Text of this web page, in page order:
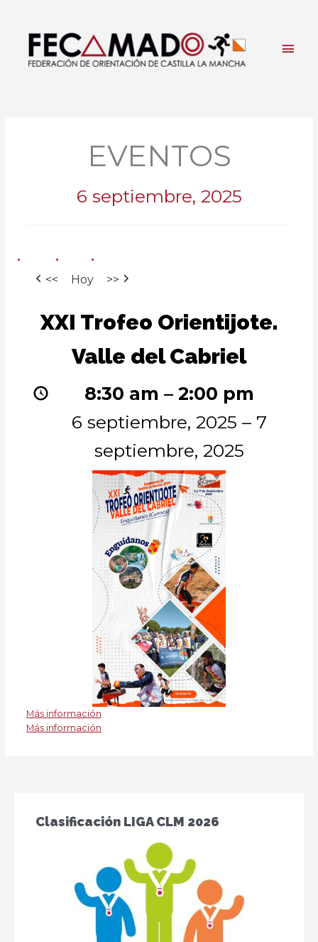
contenido
EVENTOS
6 septiembre, 2025
<< Hoy >>
Trofeo
Cabriel
XXI Trofeo Orientijote.
Valle del Cabriel
8:30 am – 2:00 pm
6 septiembre, 2025 – 7
septiembre, 2025
Más información
Más información
Clasificación LIGA CLM 2026